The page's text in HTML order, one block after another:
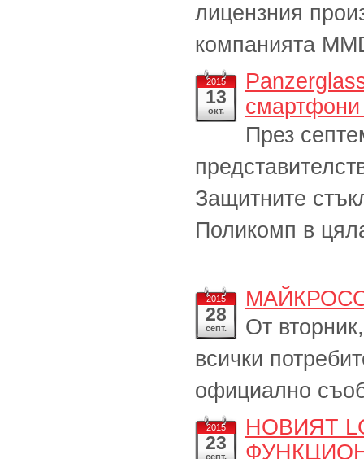
лицензния
компанията
2015
13
окт.
смартфони
През
Защитните
Поликомп в
2015
28
септ.
От
всички
официално
2015
23
септ.
НОВИЯТ